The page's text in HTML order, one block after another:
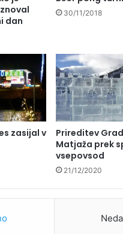
dan
30/11/2018
zasijal v
Prireditev
Matjaža prek
vsepovsod
21/12/2020